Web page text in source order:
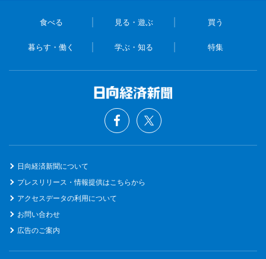
食べる 見る・遊ぶ 買う
暮らす・働く 学ぶ・知る 特集
日向経済新聞について
プレスリリース・情報提供はこちらから
アクセスデータの利用について
お問い合わせ
広告のご案内